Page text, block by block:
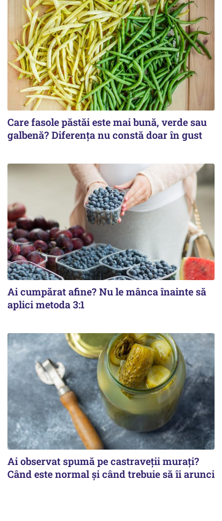
Care fasole păstăi este mai bună, verde sau
galbenă? Diferența nu constă doar în gust
Ai cumpărat afine? Nu le mânca înainte să
aplici metoda 3:1
Ai observat spumă pe castraveții murați?
Când este normal și când trebuie să îi arunci